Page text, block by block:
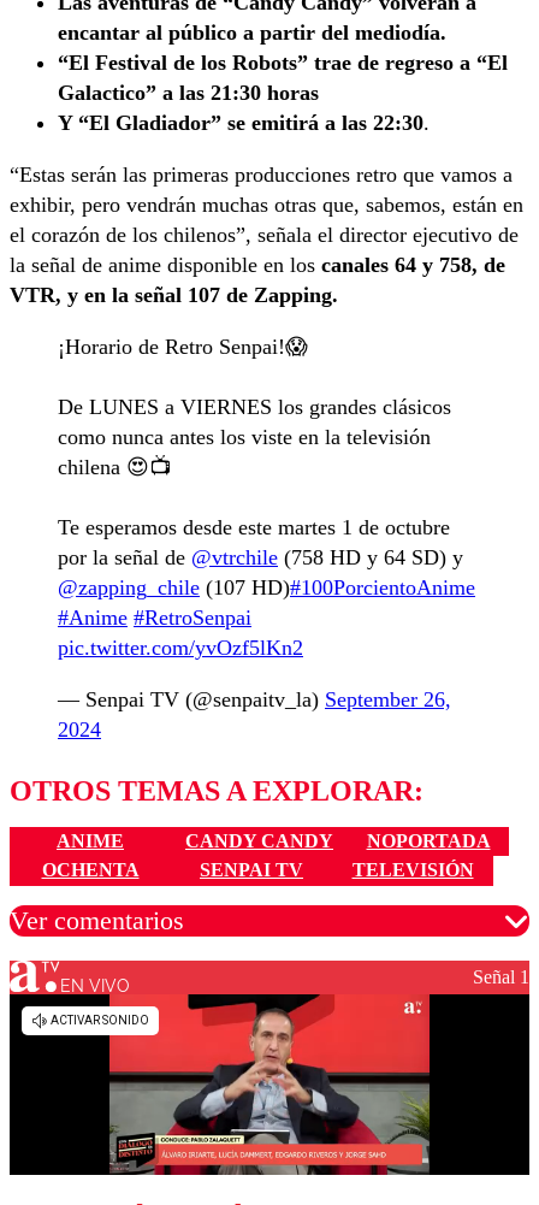
encantar al público a partir del mediodía.
“El Festival de los Robots” trae de regreso a “El
Galactico” a las 21:30 horas
Y “El Gladiador” se emitirá a las 22:30.
“Estas serán las primeras producciones retro que vamos a
exhibir, pero vendrán muchas otras que, sabemos, están en
el corazón de los chilenos”, señala el director ejecutivo de
la señal de anime disponible en los canales 64 y 758, de
VTR, y en la señal 107 de Zapping.
¡Horario de Retro Senpai!😱
De LUNES a VIERNES los grandes clásicos
como nunca antes los viste en la televisión
chilena 😍📺
Te esperamos desde este martes 1 de octubre
por la señal de @vtrchile (758 HD y 64 SD) y
@zapping_chile (107 HD)#100PorcientoAnime
#Anime #RetroSenpai
pic.twitter.com/yvOzf5lKn2
— Senpai TV (@senpaitv_la) September 26,
2024
OTROS TEMAS A EXPLORAR:
ANIME CANDY CANDY
NOPORTADA
OCHENTA
SENPAI TV TELEVISIÓN
Ver comentarios
Los comentarios son moderados para garantizar un
diálogo respetuoso.
EN VIVO Señal 1